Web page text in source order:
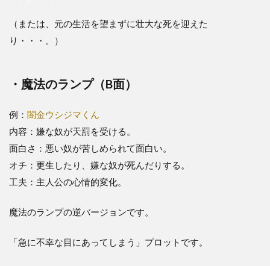
（または、元の生活を望まずに壮大な死を迎えた
り・・・。）
・魔法のランプ（B面）
例： 闇金ウシジマくん
内容：嫌な奴が天罰を受ける。
面白さ：悪い奴が苦しめられて面白い。
オチ：更生したり、嫌な奴が死んだりする。
工夫：主人公の心情的変化。
魔法のランプの逆バージョンです。
「急に不幸な目にあってしまう」プロットです。